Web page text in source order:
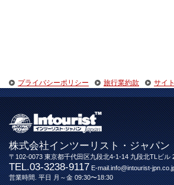
プライバシーポリシー 旅行業約款 サイ
株式会社インツーリスト・ジャパン
〒102-0073 東京都千代田区九段北4-1-14 九段北TLビル
TEL.03-3238-9117E-mail.info@intourist-
営業時間. 平日 月～金 09:30〜18:30